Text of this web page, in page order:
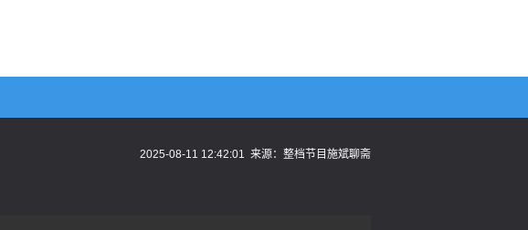
2025-08-11 12:42:01 来源： 整档节目施斌聊斋